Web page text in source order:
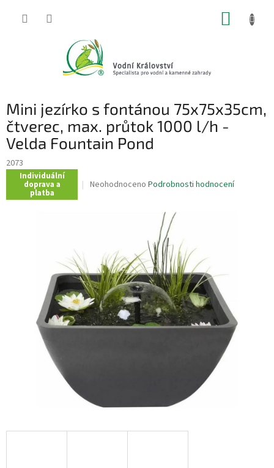
Mini jezírko s fontánou 75x75x35cm,
čtverec, max. průtok 1000 l/h -
Velda Fountain Pond
2073
Individuální
doprava a
platba
Průměrné
hvězdiček.
Neohodnoceno Podrobnosti hodnocení